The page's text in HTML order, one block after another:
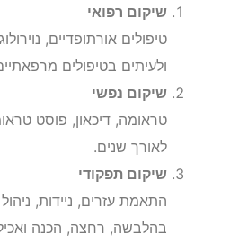
שיקום רפואי
טיפולים אורתופדיים,
ולעיתים בטיפולים
שיקום נפשי
טראומה, דיכאון, פוסט
לאורך שנים.
שיקום תפקודי
התאמת עזרים, ניידות,
בהלבשה, רחצה, הכנה